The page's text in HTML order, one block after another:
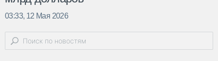
03:33, 12 Мая 2026